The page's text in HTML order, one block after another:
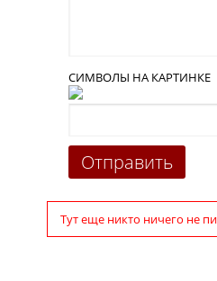
СИМВОЛЫ НА КАРТИНКЕ
Тут еще никто ничего не